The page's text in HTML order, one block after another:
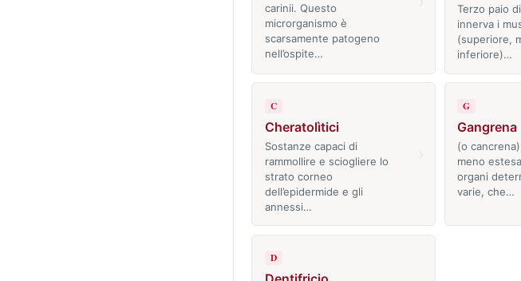
carinii. Questo
microrganismo è
scarsamente patogeno
nell’ospite…
Terzo paio
innerva i
(superiore,
inferiore)…
C
Cheratolìtici
Sostanze capaci di
rammollire e sciogliere lo
strato corneo
dell’epidermide e gli
annessi…
G
Gangrena
(o
meno
organi
varie, che…
D